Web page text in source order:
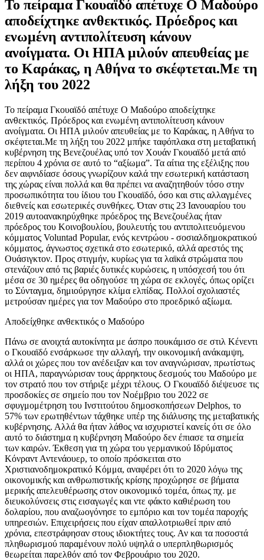
Το πείραμα Γκουαϊδό απέτυχε Ο Μαδούρο
αποδείχτηκε ανθεκτικός. Πρόεδρος και
ενωμένη αντιπολίτευση κάνουν
ανοίγματα. Οι ΗΠΑ μιλούν απευθείας με
το Καράκας, η Αθήνα το σκέφτεται.Με τη
λήξη του 2022
Το πείραμα Γκουαϊδό απέτυχε Ο Μαδούρο αποδείχτηκε
ανθεκτικός. Πρόεδρος και ενωμένη αντιπολίτευση κάνουν
ανοίγματα. Οι ΗΠΑ μιλούν απευθείας με το Καράκας, η Αθήνα το
σκέφτεται.Με τη λήξη του 2022 μπήκε ταφόπλακα στη μεταβατική
κυβέρνηση της Βενεζουέλας υπό τον Χουάν Γκουαϊδό μετά από
περίπου 4 χρόνια σε αυτό το “αξίωμα”. Τα αίτια της εξέλιξης που
δεν αιφνιδίασε όσους γνωρίζουν καλά την εσωτερική κατάσταση
της χώρας είναι πολλά και θα πρέπει να αναζητηθούν τόσο στην
προσωπικότητα του ίδιου του Γκουαϊδό, όσο και στις αλλαγμένες
διεθνείς και εσωτερικές συνθήκες. Όταν στις 23 Ιανουαρίου του
2019 αυτοανακηρύχθηκε πρόεδρος της Βενεζουέλας ήταν
πρόεδρος του Κοινοβουλίου, βουλευτής του αντιπολιτευόμενου
κόμματος Voluntad Popular, ενός κεντρώου - σοσιαλδημοκρατικού
κόμματος, άγνωστος σχετικά στο εσωτερικό, αλλά αρεστός της
Ουάσιγκτον. Προς στιγμήν, κυρίως για τα λαϊκά στρώματα που
στενάζουν από τις βαριές δυτικές κυρώσεις, η υπόσχεσή του ότι
μέσα σε 30 ημέρες θα οδηγούσε τη χώρα σε εκλογές, όπως ορίζει
το Σύνταγμα, δημιούργησε κλίμα ελπίδας. Πολλοί σχολιαστές
μετρούσαν ημέρες για τον Μαδούρο στο προεδρικό αξίωμα.
Αποδείχθηκε ανθεκτικός ο Μαδούρο
Πάνω σε ανοιχτά αυτοκίνητα με άσπρο πουκάμισο σε στιλ Κένεντι
ο Γκουαϊδό ενσάρκωσε την αλλαγή, την οικονομική ανάκαμψη,
αλλά οι χώρες που τον ανέδειξαν και τον αναγνώρισαν, πρωτίστως
οι ΗΠΑ, παραγνώρισαν τους άρρηκτους δεσμούς του Μαδούρο με
τον στρατό που τον στήριξε μέχρι τέλους. Ο Γκουαϊδό διέψευσε τις
προσδοκίες σε σημείο που τον Νοέμβριο του 2022 σε
σφυγμομέτρηση του Ινστιτούτου δημοσκοπήσεων Delphos, το
57% των ερωτηθέντων τάχθηκε υπέρ της διάλυσης της μεταβατικής
κυβέρνησης. Αλλά θα ήταν λάθος να ισχυριστεί κανείς ότι σε όλο
αυτό το διάστημα η κυβέρνηση Μαδούρο δεν έπιασε τα σημεία
των καιρών. Έκθεση για τη χώρα του γερμανικού Ιδρύματος
Κόνραντ Αντενάουερ, το οποίο πρόσκειται στο
Χριστιανοδημοκρατικό Κόμμα, αναφέρει ότι το 2020 λόγω της
οικονομικής και ανθρωπιστικής κρίσης προχώρησε σε βήματα
μερικής απελευθέρωσης στον οικονομικό τομέα, όπως πχ. με
διευκολύνσεις στις εισαγωγές και ντε φάκτο καθιέρωση του
δολαρίου, που αναζωογόνησε το εμπόριο και τον τομέα παροχής
υπηρεσιών. Επιχειρήσεις που είχαν απαλλοτριωθεί πριν από
χρόνια, επεστράφησαν στους ιδιοκτήτες τους. Αν και τα ποσοστά
πληθωρισμού παραμένουν πολύ υψηλά ο υπερπληθωρισμός
θεωρείται παρελθόν από τον Φεβρουάριο του 2020.